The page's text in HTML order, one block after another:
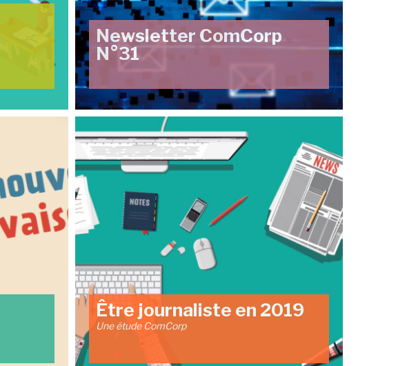
Newsletter ComCorp
N°31
Être journaliste en 2019
Une étude ComCorp